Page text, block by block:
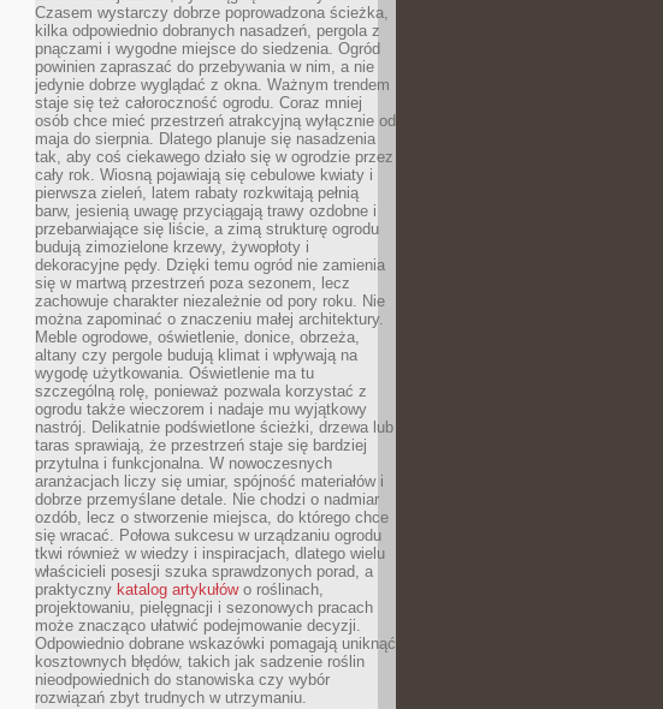
Czasem wystarczy dobrze poprowadzona ścieżka,
kilka odpowiednio dobranych nasadzeń, pergola z
pnączami i wygodne miejsce do siedzenia. Ogród
powinien zapraszać do przebywania w nim, a nie
jedynie dobrze wyglądać z okna. Ważnym trendem
staje się też całoroczność ogrodu. Coraz mniej
osób chce mieć przestrzeń atrakcyjną wyłącznie od
maja do sierpnia. Dlatego planuje się nasadzenia
tak, aby coś ciekawego działo się w ogrodzie przez
cały rok. Wiosną pojawiają się cebulowe kwiaty i
pierwsza zieleń, latem rabaty rozkwitają pełnią
barw, jesienią uwagę przyciągają trawy ozdobne i
przebarwiające się liście, a zimą strukturę ogrodu
budują zimozielone krzewy, żywopłoty i
dekoracyjne pędy. Dzięki temu ogród nie zamienia
się w martwą przestrzeń poza sezonem, lecz
zachowuje charakter niezależnie od pory roku. Nie
można zapominać o znaczeniu małej architektury.
Meble ogrodowe, oświetlenie, donice, obrzeża,
altany czy pergole budują klimat i wpływają na
wygodę użytkowania. Oświetlenie ma tu
szczególną rolę, ponieważ pozwala korzystać z
ogrodu także wieczorem i nadaje mu wyjątkowy
nastrój. Delikatnie podświetlone ścieżki, drzewa lub
taras sprawiają, że przestrzeń staje się bardziej
przytulna i funkcjonalna. W nowoczesnych
aranżacjach liczy się umiar, spójność materiałów i
dobrze przemyślane detale. Nie chodzi o nadmiar
ozdób, lecz o stworzenie miejsca, do którego chce
się wracać. Połowa sukcesu w urządzaniu ogrodu
tkwi również w wiedzy i inspiracjach, dlatego wielu
właścicieli posesji szuka sprawdzonych porad, a
praktyczny katalog artykułówo roślinach,
projektowaniu, pielęgnacji i sezonowych pracach
może znacząco ułatwić podejmowanie decyzji.
Odpowiednio dobrane wskazówki pomagają uniknąć
kosztownych błędów, takich jak sadzenie roślin
nieodpowiednich do stanowiska czy wybór
rozwiązań zbyt trudnych w utrzymaniu.